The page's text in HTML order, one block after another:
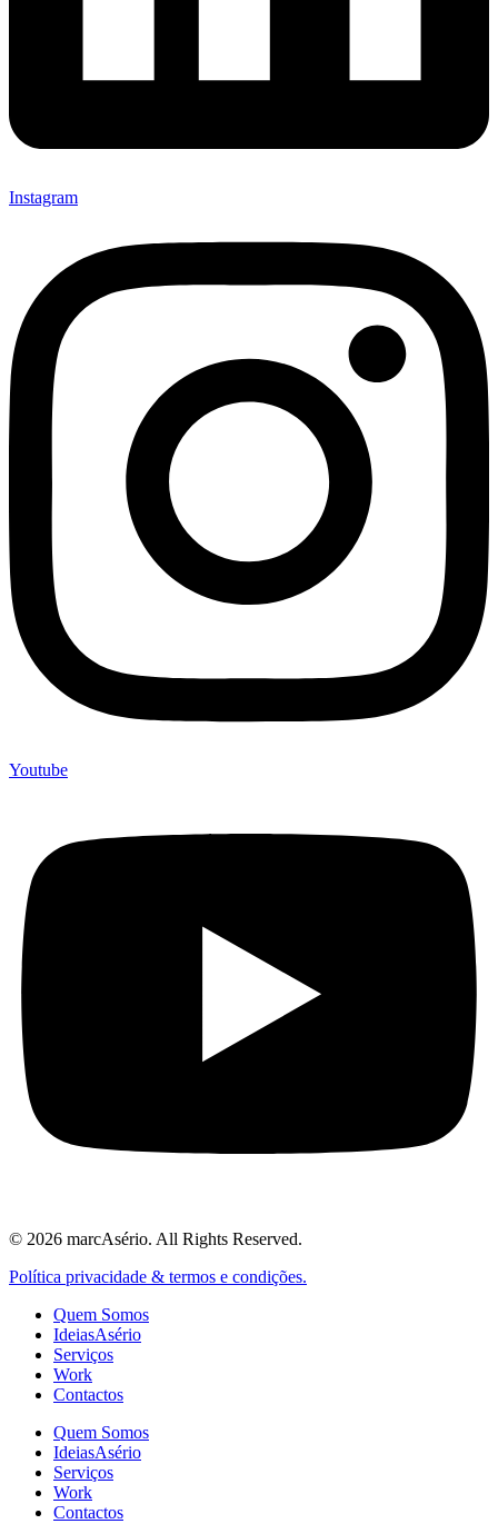
Instagram
Youtube
© 2026 marcAsério. All Rights Reserved.
Política privacidade & termos e condições.
Quem Somos
IdeiasAsério
Serviços
Work
Contactos
Quem Somos
IdeiasAsério
Serviços
Work
Contactos